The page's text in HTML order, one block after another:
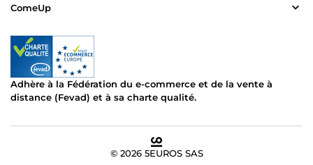
ComeUp
Adhère à la Fédération du e-commerce et de la vente à
distance (Fevad) et à sa charte qualité.
© 2026 5EUROS SAS